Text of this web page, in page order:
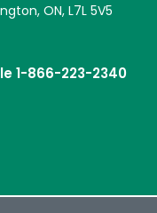
ON, L7L 5V5
1-866-223-2340